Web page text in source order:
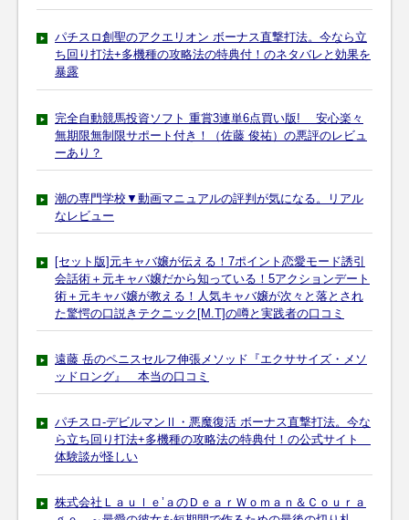
パチスロ創聖のアクエリオン ボーナス直撃打法。今なら立
ち回り打法+多機種の攻略法の特典付！のネタバレと効果を
暴露
完全自動競馬投資ソフト 重賞3連単6点買い版! 安心楽々
無期限無制限サポート付き！（佐藤 俊祐）の悪評のレビュ
ーあり？
潮の専門学校▼動画マニュアルの評判が気になる。リアル
なレビュー
[セット版]元キャバ嬢が伝える！7ポイント恋愛モード誘引
会話術＋元キャバ嬢だから知っている！5アクションデート
術＋元キャバ嬢が教える！人気キャバ嬢が次々と落とされ
た驚愕の口説きテクニック[M.T]の噂と実践者の口コミ
遠藤 岳のペニスセルフ伸張メソッド『エクササイズ・メソ
ッドロング』 本当の口コミ
パチスロ-デビルマンⅡ・悪魔復活 ボーナス直撃打法。今な
ら立ち回り打法+多機種の攻略法の特典付！の公式サイト
体験談が怪しい
株式会社Ｌａｕｌｅ’ａのＤｅａｒＷｏｍａｎ＆Ｃｏｕｒａ